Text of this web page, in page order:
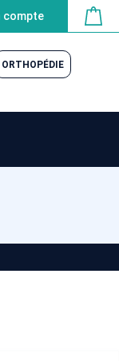
compte
ORTHOPÉDIE